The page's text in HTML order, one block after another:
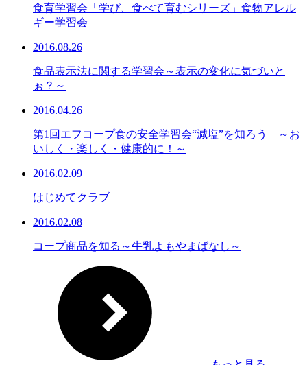
食育学習会「学び、食べて育むシリーズ」食物アレル
ギー学習会
2016.08.26
食品表示法に関する学習会～表示の変化に気づいと
ぉ？～
2016.04.26
第1回エフコープ食の安全学習会“減塩”を知ろう ～お
いしく・楽しく・健康的に！～
2016.02.09
はじめてクラブ
2016.02.08
コープ商品を知る～牛乳よもやまばなし～